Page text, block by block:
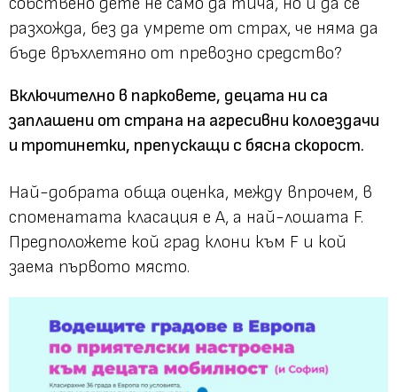
разхожда, без да умрете от страх, че няма да
бъде връхлетяно от превозно средство?
Включително в парковете, децата ни са
заплашени от страна на агресивни колоездачи
и тротинетки, препускащи с бясна скорост.
Най-добрата обща оценка, между впрочем, в
споменатата класация е А, а най-лошата F.
Предположете кой град клони към F и кой
заема първото място.